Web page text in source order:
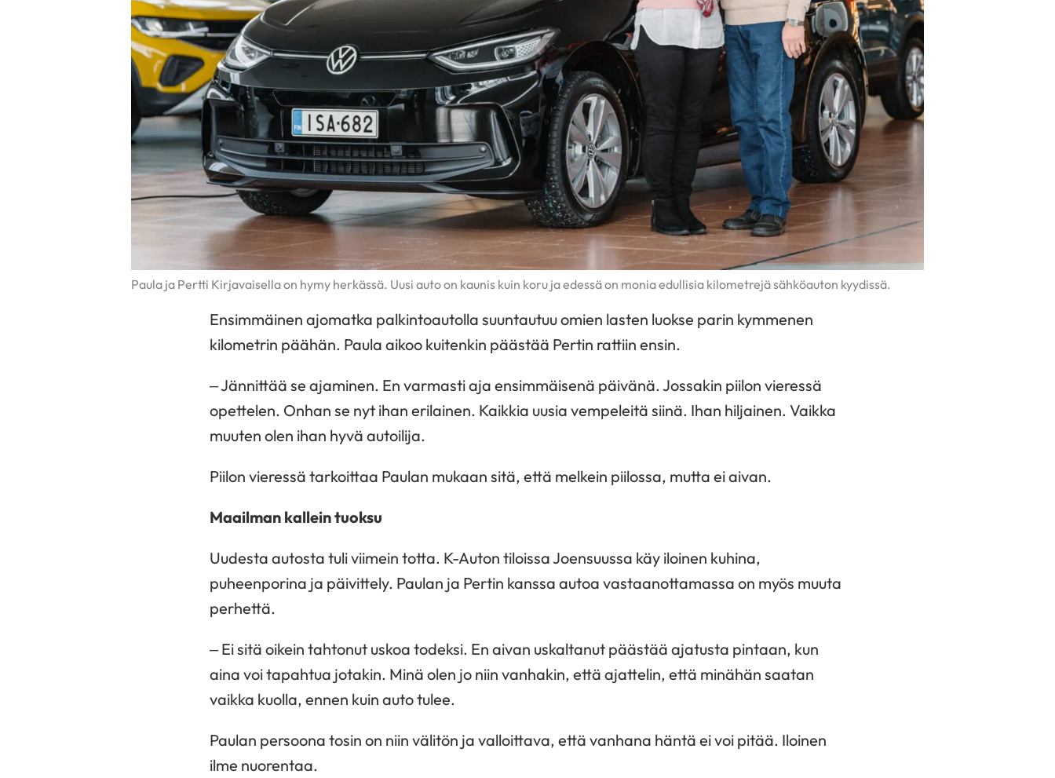
Paula ja Pertti Kirjavaisella on hymy herkässä. Uusi auto on kaunis kuin koru ja edessä on monia edullisia kilometrejä sähköauton kyydissä.
Ensimmäinen ajomatka palkintoautolla suuntautuu omien lasten luokse parin kymmenen
kilometrin päähän. Paula aikoo kuitenkin päästää Pertin rattiin ensin.
– Jännittää se ajaminen. En varmasti aja ensimmäisenä päivänä. Jossakin piilon vieressä
opettelen. Onhan se nyt ihan erilainen. Kaikkia uusia vempeleitä siinä. Ihan hiljainen. Vaikka
muuten olen ihan hyvä autoilija.
Piilon vieressä tarkoittaa Paulan mukaan sitä, että melkein piilossa, mutta ei aivan.
Maailman kallein tuoksu
Uudesta autosta tuli viimein totta. K-Auton tiloissa Joensuussa käy iloinen kuhina,
puheenporina ja päivittely. Paulan ja Pertin kanssa autoa vastaanottamassa on myös muuta
perhettä.
– Ei sitä oikein tahtonut uskoa todeksi. En aivan uskaltanut päästää ajatusta pintaan, kun
aina voi tapahtua jotakin. Minä olen jo niin vanhakin, että ajattelin, että minähän saatan
vaikka kuolla, ennen kuin auto tulee.
Paulan persoona tosin on niin välitön ja valloittava, että vanhana häntä ei voi pitää. Iloinen
ilme nuorentaa.